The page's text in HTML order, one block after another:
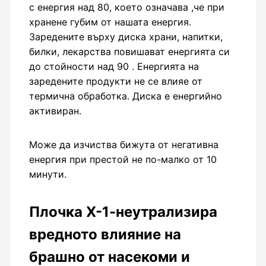
с енергия над 80, което означава ,че при
хранене губим от нашата енергия.
Заредените върху диска храни, напитки,
билки, лекарства повишават енергията си
до стойности над 90 . Енергията на
заредените продукти не се влияе от
термична обработка. Диска е енергийно
активиран.
Може да изчиства бижута от негативна
енергия при престой не по-малко от 10
минути.
Плочка Х-1-неутрализира
вредното влияние на
брашно от насекоми и